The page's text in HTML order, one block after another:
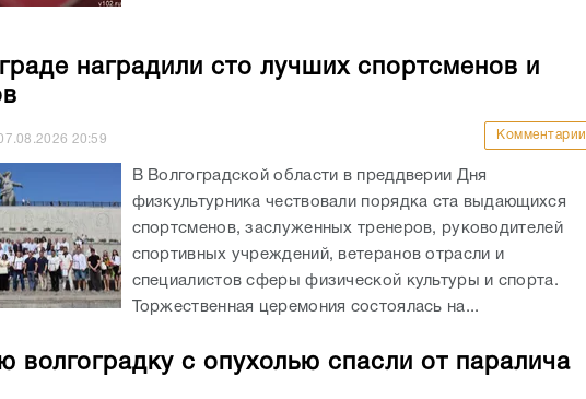
наградили сто лучших спортсменов и
20:59 Комментарии
В Волгоградской области в преддверии Дня
физкультурника чествовали порядка ста выдающихся
спортсменов, заслуженных тренеров, руководителей
спортивных учреждений, ветеранов отрасли и
специалистов сферы физической культуры и спорта.
Торжественная церемония состоялась на...
волгоградку с опухолью спасли от паралича